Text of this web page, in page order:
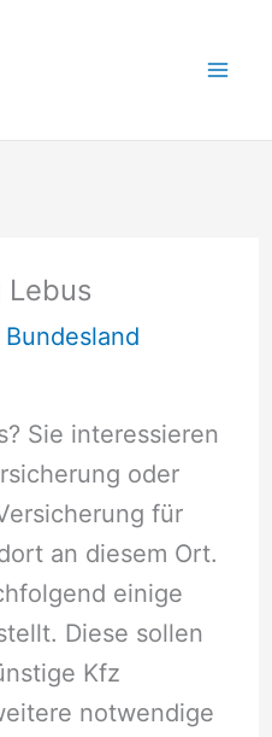
Lebus
Sie interessieren
oder
für
an diesem Ort.
einige
Diese sollen
Kfz
notwendige